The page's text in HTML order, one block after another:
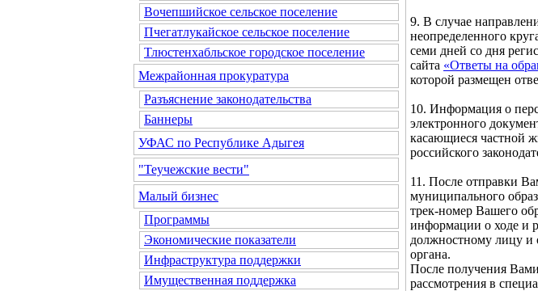
Вочепшийское сельское поселение
Пчегатлукайское сельское поселение
Тлюстенхабльское городское поселение
Межрайонная прокуратура
Разъяснение законодательства
Баннеры
УФАС по Республике Адыгея
"Теучежские вести"
Малый бизнес
Программы
Экономические показатели
Инфраструктура поддержки
Имущественная поддержка
9. В случае
неопределенного
семи дней со дня
сайта «Ответы на
которой размещен
10. Информация о
электронного
касающиеся частной
российского
11. После отправки
муниципального
трек-номер Вашего
информации о ходе и
должностному лицу и
органа.
После получения
рассмотрения в